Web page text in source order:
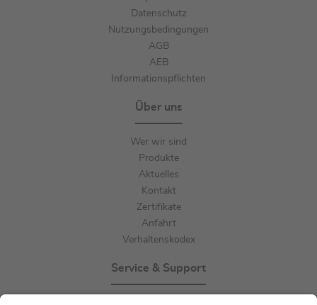
Datenschutz
Nutzungsbedingungen
AGB
AEB
Informationspflichten
Über uns
Wer wir sind
Produkte
Aktuelles
Kontakt
Zertifikate
Anfahrt
Verhaltenskodex
Service & Support